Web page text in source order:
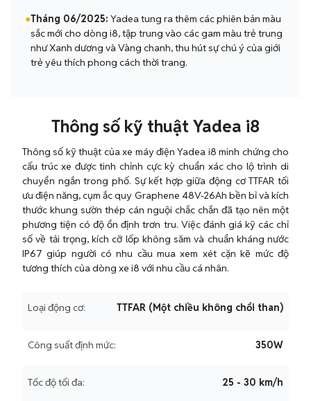
●Tháng 06/2025: Yadea tung ra thêm các phiên bản màu
sắc mới cho dòng i8, tập trung vào các gam màu trẻ trung
như Xanh dương và Vàng chanh, thu hút sự chú ý của giới
trẻ yêu thích phong cách thời trang.
Thông số kỹ thuật Yadea i8
Thông số kỹ thuật của xe máy điện Yadea i8 minh chứng cho
cấu trúc xe được tinh chỉnh cực kỳ chuẩn xác cho lộ trình di
chuyển ngắn trong phố. Sự kết hợp giữa động cơ TTFAR tối
ưu điện năng, cụm ắc quy Graphene 48V-26Ah bền bỉ và kích
thước khung sườn thép cán nguội chắc chắn đã tạo nên một
phương tiện có độ ổn định trơn tru. Việc đánh giá kỹ các chỉ
số về tải trọng, kích cỡ lốp không săm và chuẩn kháng nước
IP67 giúp người có nhu cầu mua xem xét cặn kẽ mức độ
tương thích của dòng xe i8 với nhu cầu cá nhân.
Loại động cơ: TTFAR (Một chiều không chổi than)
Công suất định mức: 350W
Tốc độ tối đa: 25 - 30 km/h